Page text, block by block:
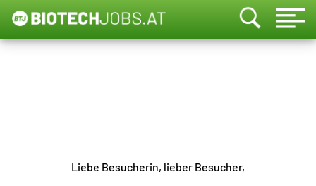
Liebe Besucherin, lieber Besucher,